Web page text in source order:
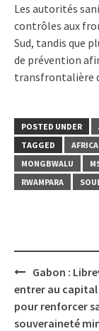
Les autorités
contrôles aux
Sud, tandis que
de prévention
transfrontalière
POSTED UNDER
TAGGED
MONGBWALU
RWAMPARA
Post
navigation
Gabon :
entrer au capital
pour renforcer
souveraineté